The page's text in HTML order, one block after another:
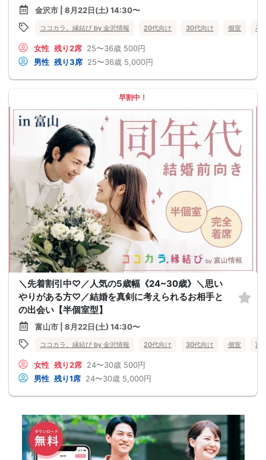
金沢市 | 8月22日(土) 14:30〜
ココカラ。縁結び by 金沢情報 20代向け 30代向け 個室 石
女性 残り2席 25〜36歳 500円
男性 残り3席 25〜36歳 5,000円
早割中！
＼先着割引中♡／人気の5歳幅《24~30歳》＼思い
やりがある方♡／結婚を真剣に考えられるお相手と
の出会い【半個室型】
富山市 | 8月22日(土) 14:30〜
ココカラ。縁結び by 金沢情報 20代向け 30代向け 個室 富
女性 残り2席 24〜30歳 500円
男性 残り1席 24〜30歳 5,000円